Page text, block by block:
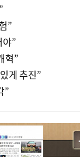
”
”
혁”
게 추진”
”